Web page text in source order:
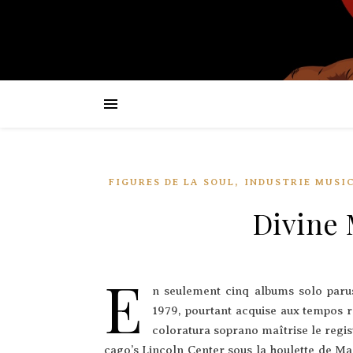
FIGURES DE LA SOUL , INDUSTRIE
Divine
E
n seule­ment cinq albums solo
1979, pour­tant acquise aux
colo­ra­tu­ra sopra­no maî­trise le
ca­go’s Lin­coln Cen­ter sous la hou­lette de